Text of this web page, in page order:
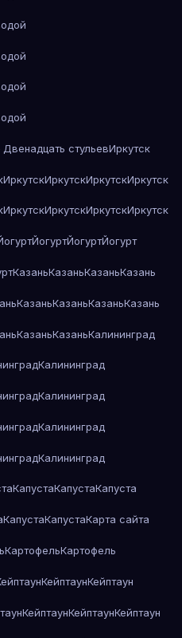
стульевИркутск
ИркутскИркутскИркутскИркутск
ИркутскИркутскИркутскИркутск
ЙогуртЙогуртЙогурт
КазаньКазаньКазаньКазань
КазаньКазаньКазаньКазань
КазаньКазаньКалининград
Калининград
Калининград
Калининград
Калининград
КапустаКапустаКапуста
КапустаКапустаКарта сайта
КартофельКартофель
КейптаунКейптаун
КейптаунКейптаунКейптаун